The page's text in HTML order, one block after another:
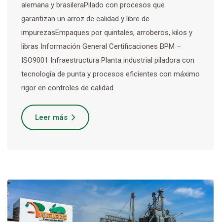
alemana y brasileraPilado con procesos que
garantizan un arroz de calidad y libre de
impurezasEmpaques por quintales, arroberos, kilos y
libras Información General Certificaciones BPM –
ISO9001 Infraestructura Planta industrial piladora con
tecnología de punta y procesos eficientes con máximo
rigor en controles de calidad
Leer más